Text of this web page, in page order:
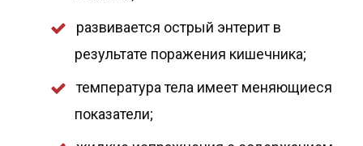
развивается острый энтерит в
результате поражения кишечника;
температура тела имеет меняющиеся
показатели;